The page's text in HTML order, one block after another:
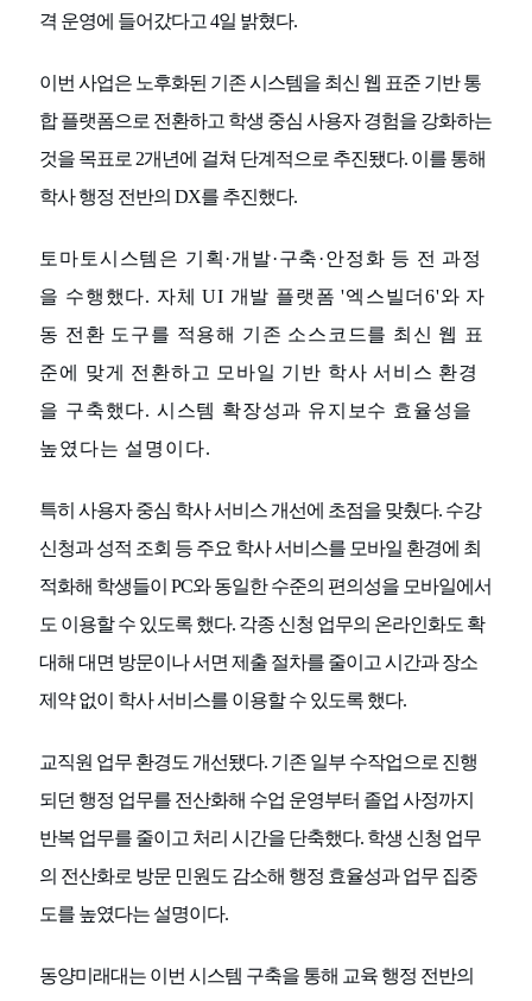
격 운영에 들어갔다고 4일 밝혔다.
이번 사업은 노후화된 기존 시스템을 최신 웹 표준 기반 통
합 플랫폼으로 전환하고 학생 중심 사용자 경험을 강화하는
것을 목표로 2개년에 걸쳐 단계적으로 추진됐다. 이를 통해
학사 행정 전반의 DX를 추진했다.
토마토시스템은 기획·개발·구축·안정화 등 전 과정
을 수행했다. 자체 UI 개발 플랫폼 '엑스빌더6'와 자
동 전환 도구를 적용해 기존 소스코드를 최신 웹 표
준에 맞게 전환하고 모바일 기반 학사 서비스 환경
을 구축했다. 시스템 확장성과 유지보수 효율성을
높였다는 설명이다.
특히 사용자 중심 학사 서비스 개선에 초점을 맞췄다. 수강
신청과 성적 조회 등 주요 학사 서비스를 모바일 환경에 최
적화해 학생들이 PC와 동일한 수준의 편의성을 모바일에서
도 이용할 수 있도록 했다. 각종 신청 업무의 온라인화도 확
대해 대면 방문이나 서면 제출 절차를 줄이고 시간과 장소
제약 없이 학사 서비스를 이용할 수 있도록 했다.
교직원 업무 환경도 개선됐다. 기존 일부 수작업으로 진행
되던 행정 업무를 전산화해 수업 운영부터 졸업 사정까지
반복 업무를 줄이고 처리 시간을 단축했다. 학생 신청 업무
의 전산화로 방문 민원도 감소해 행정 효율성과 업무 집중
도를 높였다는 설명이다.
동양미래대는 이번 시스템 구축을 통해 교육 행정 전반의